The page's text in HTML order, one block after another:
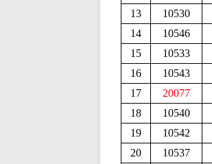
13
10530
14
10546
15
10533
16
10543
17
20077
18
10540
19
10542
20
10537